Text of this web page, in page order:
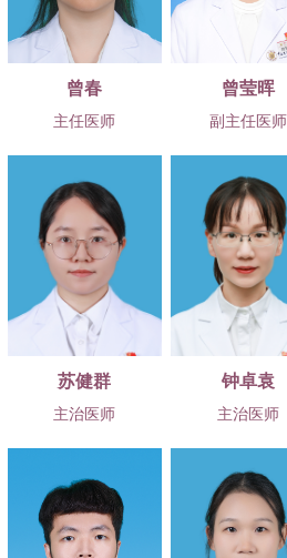
曾春
主任医师
曾莹晖
副主任医师
苏健群
主治医师
钟卓袁
主治医师